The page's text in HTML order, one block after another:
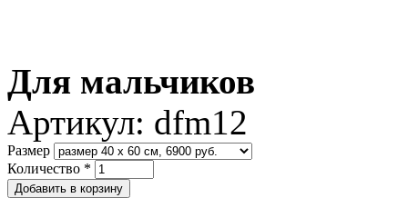
Для мальчиков
Артикул: dfm12
Размер
Количество *